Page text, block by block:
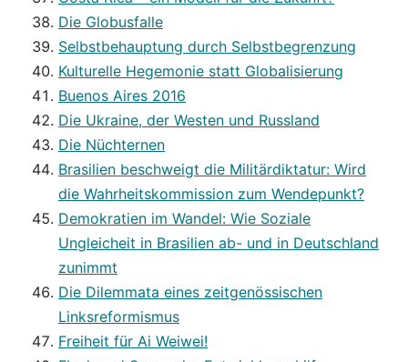
Die Globusfalle
Selbstbehauptung durch Selbstbegrenzung
Kulturelle Hegemonie statt Globalisierung
Buenos Aires 2016
Die Ukraine, der Westen und Russland
Die Nüchternen
Brasilien beschweigt die Militärdiktatur: Wird
die Wahrheitskommission zum Wendepunkt?
Demokratien im Wandel: Wie Soziale
Ungleicheit in Brasilien ab- und in Deutschland
zunimmt
Die Dilemmata eines zeitgenössischen
Linksreformismus
Freiheit für Ai Weiwei!